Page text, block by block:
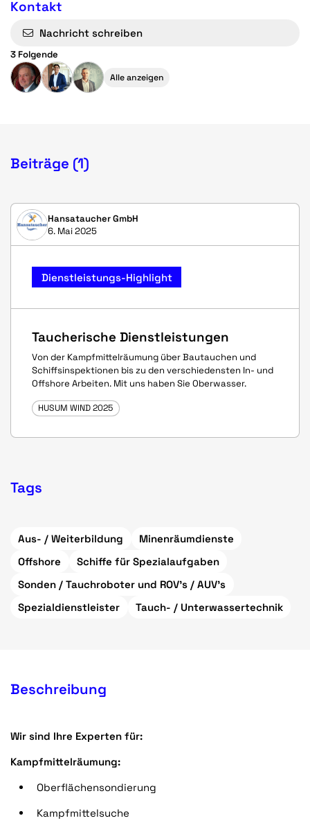
Kontakt
Nachricht schreiben
3 Folgende
Alle anzeigen
Beiträge (1)
Hansataucher GmbH
6. Mai 2025
Dienstleistungs-Highlight
Taucherische Dienstleistungen
Von der Kampfmittelräumung über Bautauchen und
Schiffsinspektionen bis zu den verschiedensten In- und
Offshore Arbeiten. Mit uns haben Sie Oberwasser.
HUSUM WIND 2025
Tags
Aus- / Weiterbildung
Minenräumdienste
Offshore
Schiffe für Spezialaufgaben
Sonden / Tauchroboter und ROV's / AUV's
Spezialdienstleister
Tauch- / Unterwassertechnik
Beschreibung
Wir sind Ihre Experten für:
Kampfmittelräumung:
Oberflächensondierung
Kampfmittelsuche